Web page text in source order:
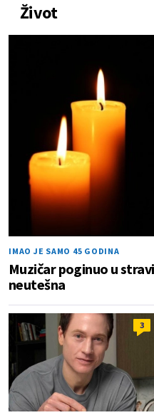
Život
IMAO JE SAMO 45 GODINA
Muzičar poginuo u
neutešna
3